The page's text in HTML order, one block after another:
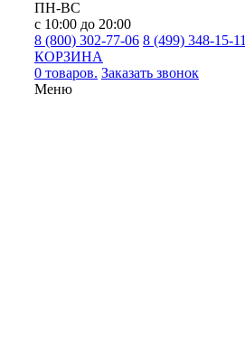
ПН-ВС
с 10:00 до 20:00
8 (800) 302-77-06 8 (499) 348-15-11
КОРЗИНА
0 товаров. Заказать звонок
Меню